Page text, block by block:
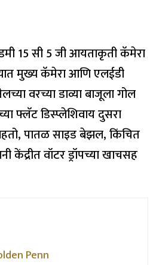
15 सी 5 जी आयताकृती कॅमेरा
मुख्य कॅमेरा आणि एलईडी
वरच्या डाव्या बाजूला गोल
फ्लॅट डिस्प्लेशिवाय दुसरा
पातळ साइड बेझल, किंचित
केंद्रीत वॉटर ड्रॉपच्या खाचसह
Penn